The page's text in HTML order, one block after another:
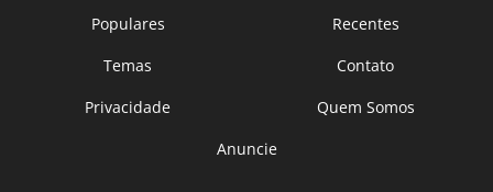
Populares
Recentes
Temas
Contato
Privacidade
Quem Somos
Anuncie